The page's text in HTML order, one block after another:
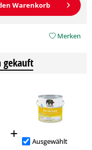
Warenkorb
Merken
gekauft
Ausgewählt